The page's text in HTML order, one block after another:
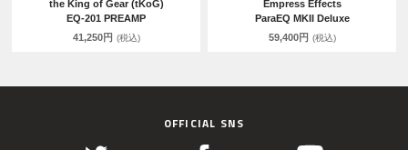
the King of Gear (tKoG)
EQ-201 PREAMP
41,250円 (税込)
Empress Effects
ParaEQ MKII Deluxe
59,400円 (税込)
OFFICIAL SNS